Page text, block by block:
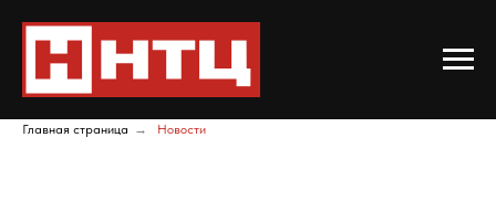
Главная страница → Новости